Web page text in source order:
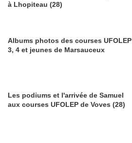
à Lhopiteau (28)
Albums photos des courses UFOLEP
3, 4 et jeunes de Marsauceux
Les podiums et l'arrivée de Samuel
aux courses UFOLEP de Voves (28)